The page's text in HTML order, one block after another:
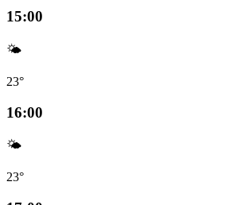
15:00
🌤️
23°
16:00
🌤️
23°